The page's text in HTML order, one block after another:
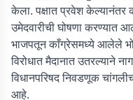
केला. पक्षात प्रवेश केल्यानंतर
उमेदवारीची घोषणा करण्यात
भाजपतून काँग्रेसमध्ये आलेले
विरोधात मैदानात उतरल्याने
विधानपरिषद निवडणूक
आहे.